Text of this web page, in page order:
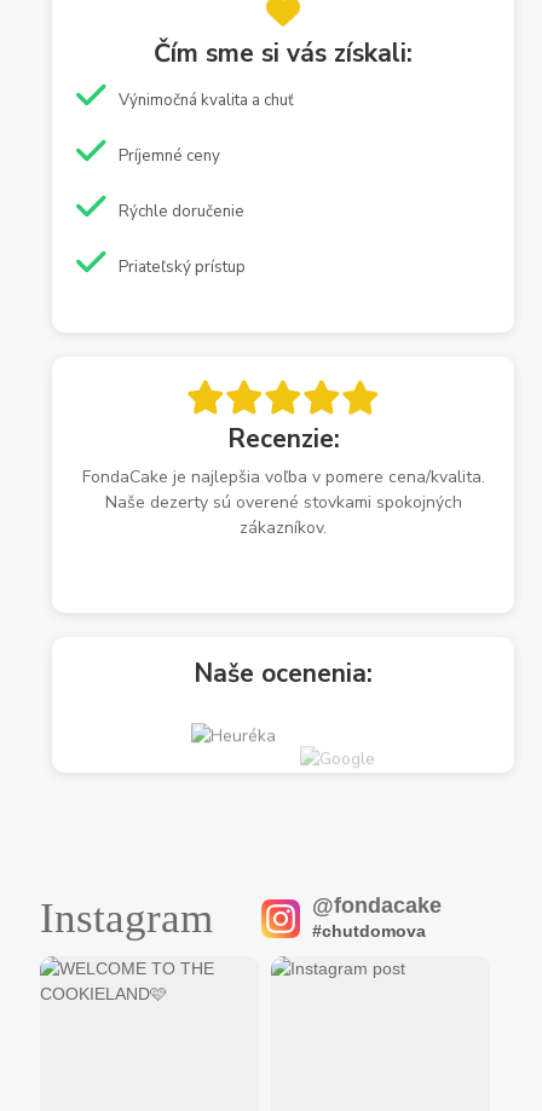
Čím sme si vás získali:
Výnimočná kvalita a chuť
Príjemné ceny
Rýchle doručenie
Priateľský prístup
Recenzie:
FondaCake je najlepšia voľba v pomere cena/kvalita.
Naše dezerty sú overené stovkami spokojných
zákazníkov.
Naše ocenenia:
Instagram @fondacake
#chutdomova